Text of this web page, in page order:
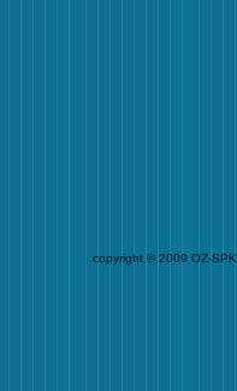
copyright © 2009 OZ-SPK